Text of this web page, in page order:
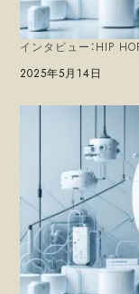
インタビュー：HIP
日付
2025年5月14日